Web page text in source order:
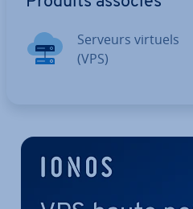
Serveurs virtuels
(VPS)